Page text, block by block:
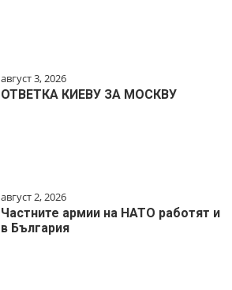
август 3, 2026
ОТВЕТКА КИЕВУ ЗА МОСКВУ
август 2, 2026
Частните армии на НАТО работят и
в България